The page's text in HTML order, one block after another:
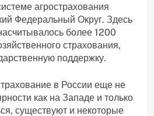
агрострахования
Федеральный Округ. Здесь
более 1200
страхования,
поддержку.
в России еще не
как на Западе и только
существуют и некоторые